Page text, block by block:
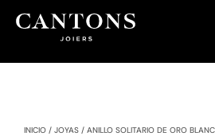
INICIO / JOYAS / ANILLO SOLITARIO DE ORO